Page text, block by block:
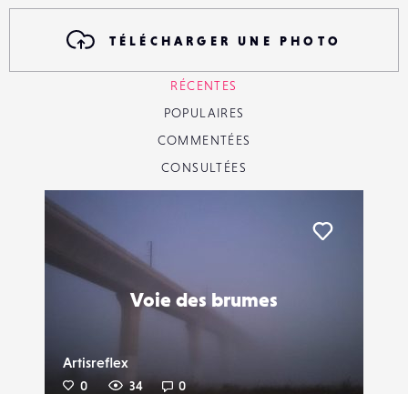
TÉLÉCHARGER UNE PHOTO
RÉCENTES
POPULAIRES
COMMENTÉES
CONSULTÉES
Voie des brumes
Artisreflex
0 34 0